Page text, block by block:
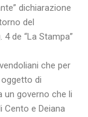
dichiarazione
del
de “La Stampa”
che per
di
un governo che li
Cento e Deiana